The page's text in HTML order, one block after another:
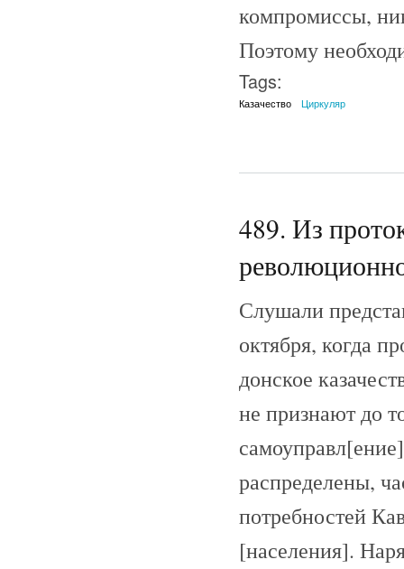
компромиссы,
Поэтому
Tags:
Казачество Циркуляр
489. Из
Слушали
октября, когда
донское
не признают до
распределены,
потребностей
[населения].